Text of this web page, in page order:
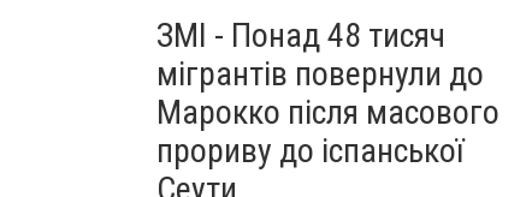
ЗМІ - Понад 48 тисяч
мігрантів повернули до
Марокко після масового
прориву до іспанської